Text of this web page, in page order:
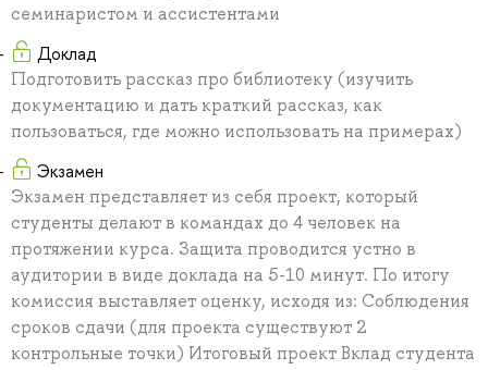
семинаристом и ассистентами
Доклад
Подготовить рассказ про библиотеку (изучить
документацию и дать краткий рассказ, как
пользоваться, где можно использовать на примерах)
Экзамен
Экзамен представляет из себя проект, который
студенты делают в командах до 4 человек на
протяжении курса. Защита проводится устно в
аудитории в виде доклада на 5-10 минут. По итогу
комиссия выставляет оценку, исходя из: Соблюдения
сроков сдачи (для проекта существуют 2
контрольные точки) Итоговый проект Вклад студента